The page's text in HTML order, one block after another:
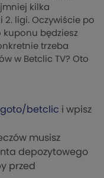
kilka
2. ligi. Oczywiście po
będziesz
trzeba
w Betclic TV? Oto
betclic i wpisz
musisz
depozytowego
przed